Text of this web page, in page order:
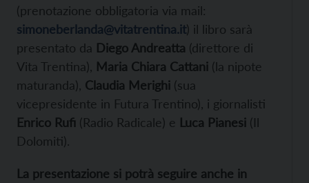
(prenotazione obbligatoria via mail:
simoneberlanda@vitatrentina.it) il libro sarà
presentato da Diego Andreatta (direttore di
Vita Trentina), Maria Chiara Cattani (la nipote
maturanda), Claudia Merighi (sua
vicepresidente in Futura Trentino), i giornalisti
Enrico Rufi (Radio Radicale) e Luca Pianesi (Il
Dolomiti).
La presentazione si potrà seguire anche in